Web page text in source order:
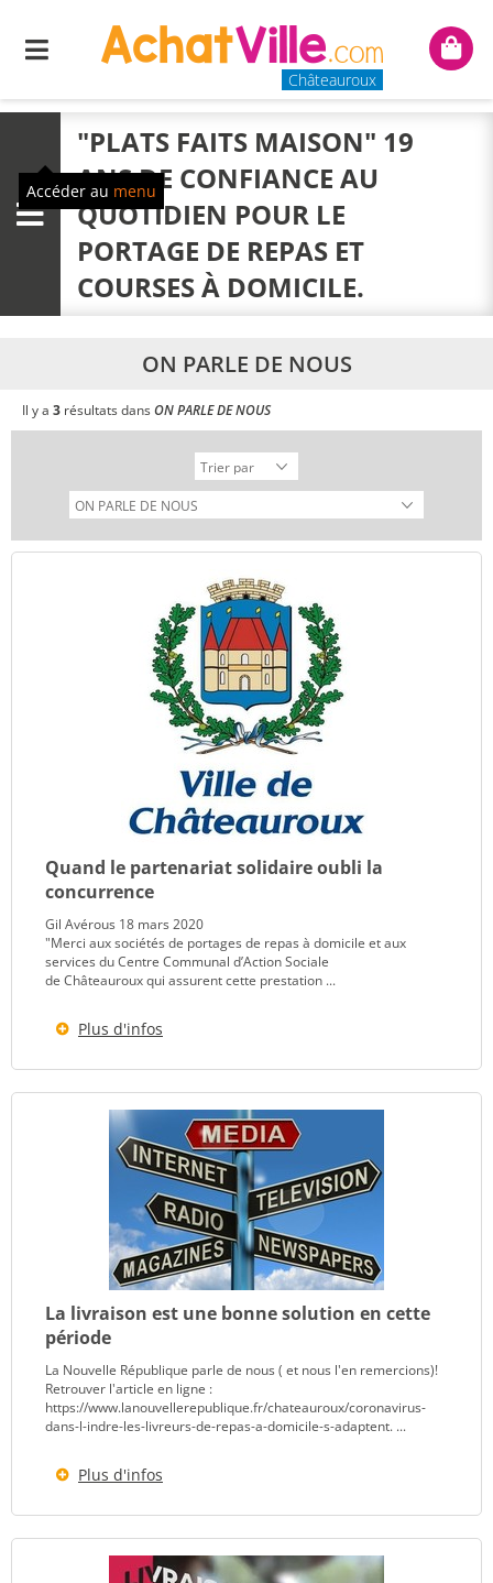
Menu
Châteauroux
Mon
Menu
"PLATS FAITS MAISON" 19
ANS DE CONFIANCE AU
QUOTIDIEN POUR LE
PORTAGE DE REPAS ET
COURSES À DOMICILE.
Accéder au menu
ON PARLE DE NOUS
Il y a 3 résultats dansON PARLE DE NOUS
Quand le partenariat solidaire oubli la
concurrence
Gil Avérous 18 mars 2020
"Merci aux sociétés de portages de repas à domicile et aux
services du Centre Communal d’Action Sociale
de Châteauroux qui assurent cette prestation ...
Plus d'infos
La livraison est une bonne solution en cette
période
La Nouvelle République parle de nous ( et nous l'en remercions)!
Retrouver l'article en ligne :
https://www.lanouvellerepublique.fr/chateauroux/coronavirus-
dans-l-indre-les-livreurs-de-repas-a-domicile-s-adaptent. ...
Plus d'infos